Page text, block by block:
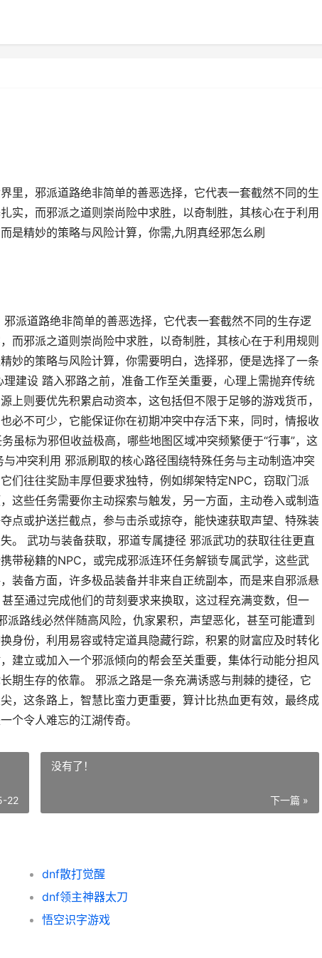
里，邪派道路绝非简单的善恶选择，它代表一套截然不同的生
实，而邪派之道则崇尚险中求胜，以奇制胜，其核心在于利用
是精妙的策略与风险计算，你需,九阴真经邪怎么刷
派道路绝非简单的善恶选择，它代表一套截然不同的生存逻
而邪派之道则崇尚险中求胜，以奇制胜，其核心在于利用规则
妙的策略与风险计算，你需要明白，选择邪，便是选择了一条
建设 踏入邪路之前，准备工作至关重要，心理上需抛弃传统
上则要优先积累启动资本，这包括但不限于足够的游戏货币，
必不可少，它能保证你在初期冲突中存活下来，同时，情报收
虽标为邪但收益极高，哪些地图区域冲突频繁便于“行事”，这
冲突利用 邪派刷取的核心路径围绕特殊任务与主动制造冲突
们往往奖励丰厚但要求独特，例如绑架特定NPC，窃取门派
这些任务需要你主动探索与触发，另一方面，主动卷入或制造
点或护送拦截点，参与击杀或掠夺，能快速获取声望、特殊装
。 武功与装备获取，邪道专属捷径 邪派武功的获取往往更直
带秘籍的NPC，或完成邪派连环任务解锁专属武学，这些武
装备方面，许多极品装备并非来自正统副本，而是来自邪派悬
至通过完成他们的苛刻要求来换取，这过程充满变数，但一
路线必然伴随高风险，仇家累积，声望恶化，甚至可能遭到
身份，利用易容或特定道具隐藏行踪，积累的财富应及时转化
建立或加入一个邪派倾向的帮会至关重要，集体行动能分担风
期生存的依靠。 邪派之路是一条充满诱惑与荆棘的捷径，它
，这条路上，智慧比蛮力更重要，算计比热血更有效，最终成
个令人难忘的江湖传奇。
22
没有了！
下一篇 »
dnf散打觉醒
dnf领主神器太刀
悟空识字游戏